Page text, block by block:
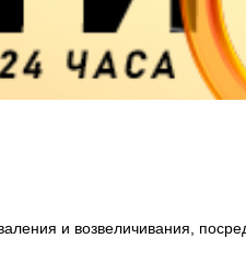
и возвеличивания,